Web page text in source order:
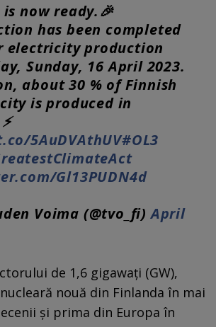
now ready.🎉
has been completed
electricity production
Sunday, 16 April 2023.
about 30 % of Finnish
is produced in
5AuDVAthUV#OL3
Gl13PUDN4d
Voima (@tvo_fi)April
de 1,6 gigawaţi (GW),
nouă din Finlanda în mai
şi prima din Europa în